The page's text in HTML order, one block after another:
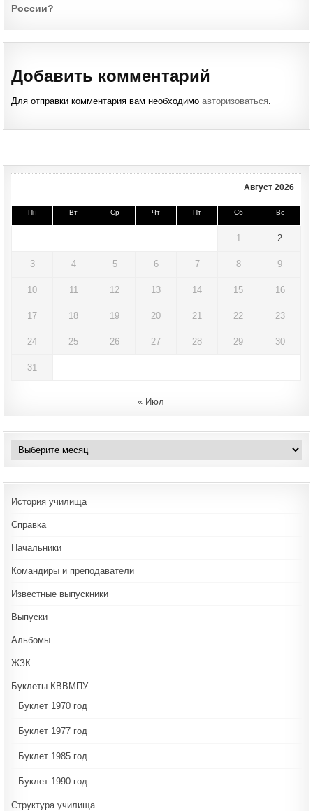
navigation
России?
Добавить комментарий
Для отправки комментария вам необходимоавторизоваться.
Август 2026
Пн Вт Ср Чт Пт Сб Вс
1 2
3 4 5 6 7 8 9
10 11 12 13 14 15 16
17 18 19 20 21 22 23
24 25 26 27 28 29 30
31
« Июл
Архивы
История училища
Справка
Начальники
Командиры и преподаватели
Известные выпускники
Выпуски
Альбомы
ЖЗК
Буклеты КВВМПУ
Буклет 1970 год
Буклет 1977 год
Буклет 1985 год
Буклет 1990 год
Структура училища